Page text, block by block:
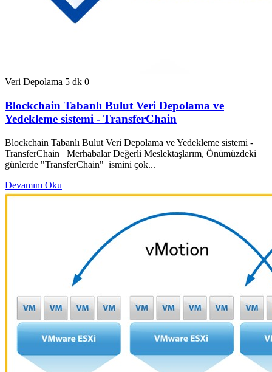
Veri Depolama 5 dk 0
Blockchain Tabanlı Bulut Veri Depolama ve
Yedekleme sistemi - TransferChain
Blockchain Tabanlı Bulut Veri Depolama ve Yedekleme sistemi -
TransferChain Merhabalar Değerli Meslektaşlarım, Önümüzdeki
günlerde "TransferChain" ismini çok...
Devamını Oku